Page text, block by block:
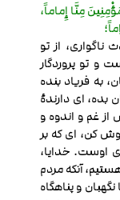
مِنَّا إِماماً،
از تو
و تو پروردگار
به فریاد بنده
ای دارندۀ
غم و اندوه و
کن، ای که بر
اوست. خدایا،
آنکه مردم
نگهبان و پناهگاه